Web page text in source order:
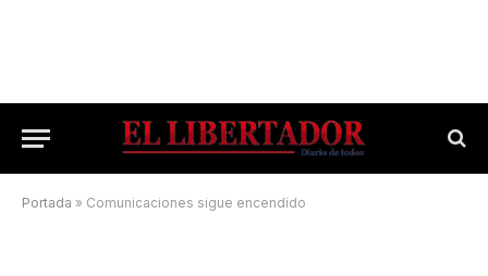
Portada » Comunicaciones sigue encendido